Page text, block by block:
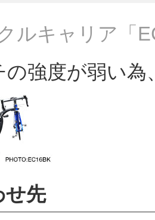
ルキャリア「
の強度が弱い為
せ先